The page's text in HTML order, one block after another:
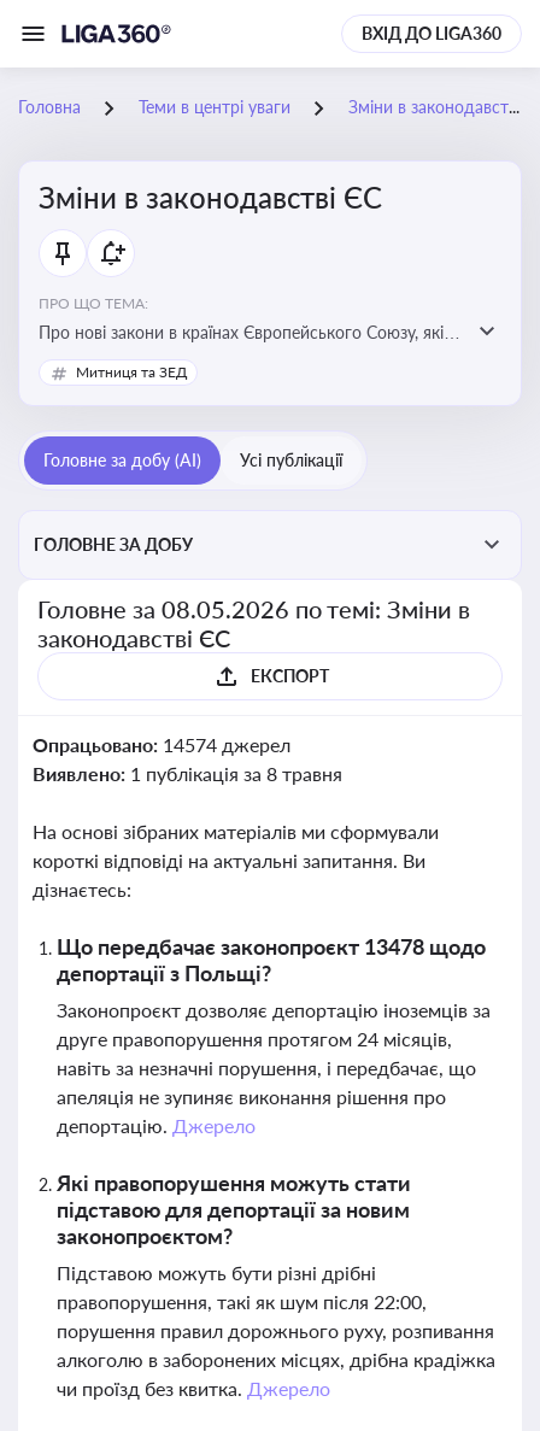
ВХІД ДО LIGA360
Головна Теми в центрі уваги Зміни в законодавстві ЄС
Зміни в законодавстві ЄС
ПРО ЩО ТЕМА:
Про нові закони в країнах Європейського Союзу, які
впливають на умови торгівлі, трудової міграції,
інтеграції та перспективу членства України в
Митниця та ЗЕД
Головне за добу (AI) Усі публікації
ГОЛОВНЕ ЗА ДОБУ
Головне за 08.05.2026 по темі: Зміни в
законодавстві ЄС
ЕКСПОРТ
Опрацьовано: 14574 джерел
Виявлено: 1 публікація за 8 травня
На основі зібраних матеріалів ми сформували
короткі відповіді на актуальні запитання. Ви
дізнаєтесь:
Що передбачає законопроєкт 13478 щодо
депортації з Польщі?
Законопроєкт дозволяє депортацію іноземців за
друге правопорушення протягом 24 місяців,
навіть за незначні порушення, і передбачає, що
апеляція не зупиняє виконання рішення про
депортацію. Джерело
Які правопорушення можуть стати
підставою для депортації за новим
законопроєктом?
Підставою можуть бути різні дрібні
правопорушення, такі як шум після 22:00,
порушення правил дорожнього руху, розпивання
алкоголю в заборонених місцях, дрібна крадіжка
чи проїзд без квитка. Джерело